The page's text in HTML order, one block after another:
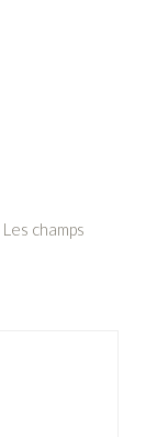
Les champs